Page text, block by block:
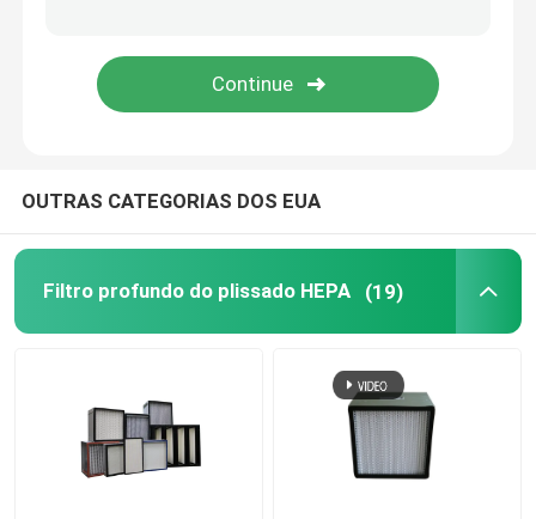
Caixa terminal de HEPA
filtro em caixa de água
OUTRAS CATEGORIAS DOS EUA
Filtro profundo do plissado HEPA (19)